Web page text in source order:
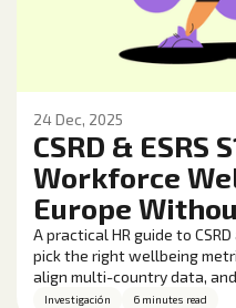
24 Dec, 2025
CSRD & ESRS
Workforce
Europe
A practical HR guide to
pick the right wellbeing
align multi-country data,
and performance gains.
Investigación 6 minutes read